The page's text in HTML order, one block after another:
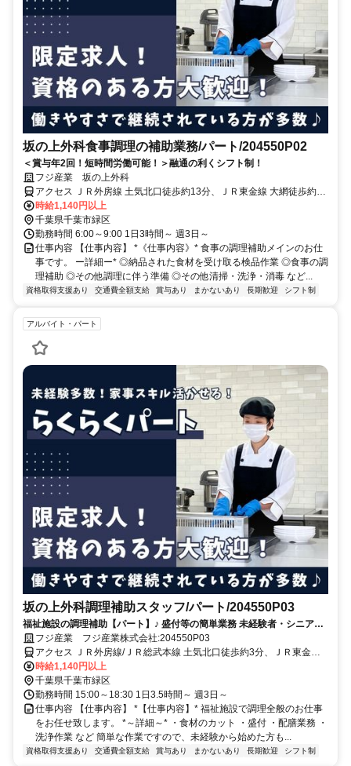
坂の上外科食事調理の補助業務/パート/204550P02
＜賞与年2回！短時間労働可能！＞融通の利くシフト制！
フジ産業 坂の上外科
アクセス ＪＲ外房線 土気北口徒歩約13分、ＪＲ東金線 大網徒歩約41
分、ＪＲ外房線/ＪＲ総武本線 大網徒歩約41分 ＪＲ外房線 土気駅 徒
歩１２分
時給1,140円以上
千葉県千葉市緑区
勤務時間 6:00～9:00 1日3時間～ 週3日～
仕事内容 【仕事内容】 *《仕事内容》* 食事の調理補助メインのお仕
事です。 ー詳細ー* ◎納品された食材を受け取る検品作業 ◎食事の調
理補助 ◎その他調理に伴う準備 ◎その他清掃・洗浄・消毒 など...
資格取得支援あり 交通費全額支給 賞与あり まかないあり 長期歓迎 シフト制
アルバイト・パート
坂の上外科調理補助スタッフ/パート/204550P03
福祉施設の調理補助【パート】♪ 盛付等の簡単業務 未経験者・シニア活
躍中！
フジ産業 フジ産業株式会社:204550P03
アクセス ＪＲ外房線/ＪＲ総武本線 土気北口徒歩約3分、ＪＲ東金線
大網徒歩約54分、ＪＲ外房線/ＪＲ総武本線 大網徒歩約54分
時給1,140円以上
千葉県千葉市緑区
勤務時間 15:00～18:30 1日3.5時間～ 週3日～
仕事内容 【仕事内容】 *【仕事内容】* 福祉施設で調理全般のお仕事
をお任せ致します。 *～詳細～* ・食材のカット ・盛付 ・配膳業務 ・
洗浄作業 など 簡単な作業ですので、未経験から始めた方も...
資格取得支援あり 交通費全額支給 賞与あり まかないあり 長期歓迎 シフト制